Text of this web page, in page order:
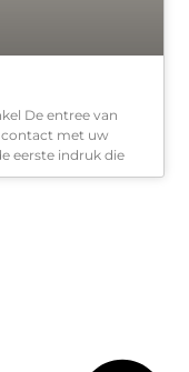
De entree van
contact met uw
eerste indruk die